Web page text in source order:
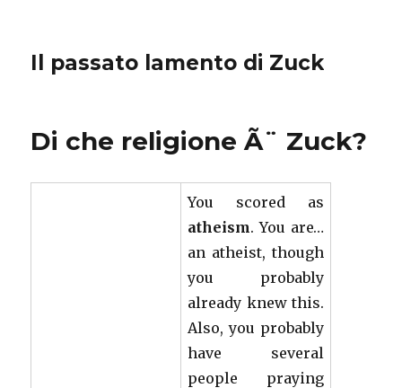
Il passato lamento di Zuck
Di che religione Ã¨ Zuck?
You scored as
atheism. You are…
an atheist, though
you probably
already knew this.
Also, you probably
have several
people praying